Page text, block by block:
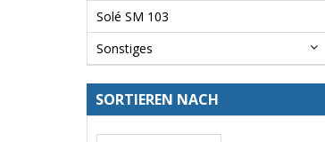
Solé SM 103
Sonstiges
SORTIEREN NACH